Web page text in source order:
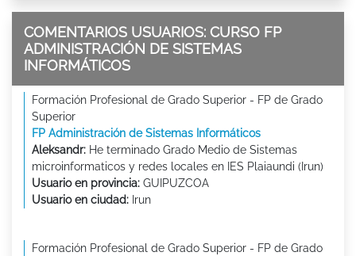
COMENTARIOS USUARIOS: CURSO FP
ADMINISTRACIÓN DE SISTEMAS
INFORMÁTICOS
Formación Profesional de Grado Superior - FP de Grado
Superior
FP Administración de Sistemas Informáticos
Aleksandr: He terminado Grado Medio de Sistemas
microinformaticos y redes locales en IES Plaiaundi (Irun)
Usuario en provincia: GUIPUZCOA
Usuario en ciudad: Irun
Formación Profesional de Grado Superior - FP de Grado